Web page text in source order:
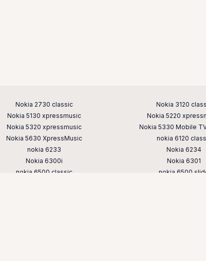
Nokia 2730 classic
Nokia 3120
Nokia 5130 xpressmusic
Nokia 5220
Nokia 5320 xpressmusic
Nokia 5330 Mobile
Nokia 5630 XpressMusic
nokia 6120
nokia 6233
Nokia 6234
Nokia 6300i
Nokia 6301
nokia 6500 classic
nokia 6500